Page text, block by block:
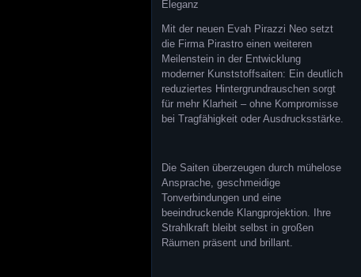
Eleganz
Mit der neuen Evah Pirazzi Neo setzt
die Firma Pirastro einen weiteren
Meilenstein in der Entwicklung
moderner Kunststoffsaiten: Ein deutlich
reduziertes Hintergrundrauschen sorgt
für mehr Klarheit – ohne Kompromisse
bei Tragfähigkeit oder Ausdrucksstärke.
Die Saiten überzeugen durch mühelose
Ansprache, geschmeidige
Tonverbindungen und eine
beeindruckende Klangprojektion. Ihre
Strahlkraft bleibt selbst in großen
Räumen präsent und brillant.